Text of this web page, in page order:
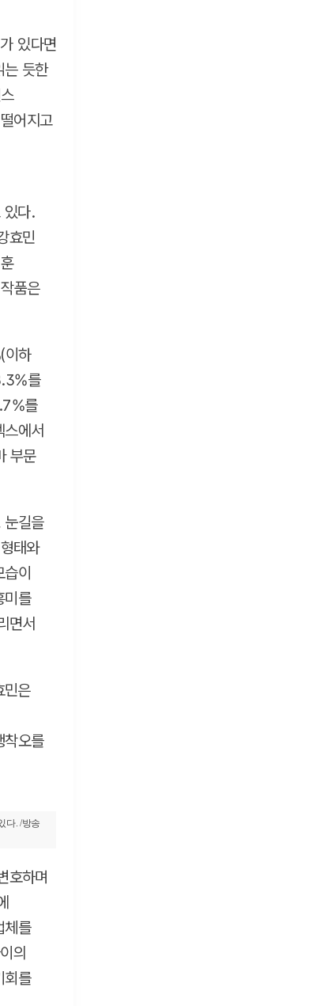
있다면
는 듯한
어지고
있다.
효민
품은
이하
를
를
에서
부문
눈길을
태와
이
미를
면서
민은
착오를
다. /방송
호하며
체를
의
회를